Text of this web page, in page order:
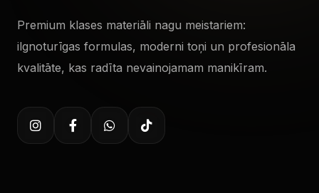
Premium klases materiāli nagu meistariem:
ilgnoturīgas formulas, moderni toņi un profesionāla
kvalitāte, kas radīta nevainojamam manikīram.